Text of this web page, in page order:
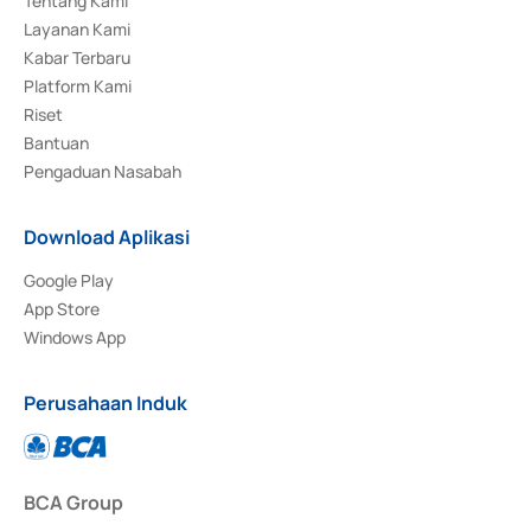
Layanan Kami
Kabar Terbaru
Platform Kami
Riset
Bantuan
Pengaduan Nasabah
Download Aplikasi
Google Play
App Store
Windows App
Perusahaan Induk
BCA Group